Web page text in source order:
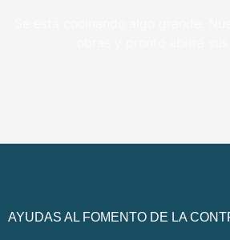
AYUDAS AL FOMENTO DE LA